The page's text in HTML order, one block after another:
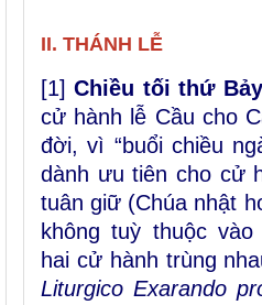
II. THÁNH LỄ
[1]Chiều tối thứ
cử hành lễ Cầu cho
đời, vì “buổi chiều
dành ưu tiên cho cử
tuân giữ (Chúa nhật
không tuỳ thuộc
hai cử hành trùng
Liturgico Exarando